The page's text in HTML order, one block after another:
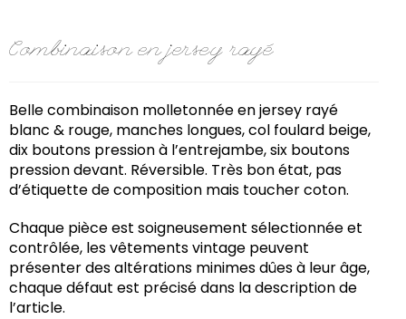
Combinaison en jersey rayé
Belle combinaison molletonnée en jersey rayé
blanc & rouge, manches longues, col foulard beige,
dix boutons pression à l’entrejambe, six boutons
pression devant. Réversible. Très bon état, pas
d’étiquette de composition mais toucher coton.
Chaque pièce est soigneusement sélectionnée et
contrôlée, les vêtements vintage peuvent
présenter des altérations minimes dûes à leur âge,
chaque défaut est précisé dans la description de
l’article.